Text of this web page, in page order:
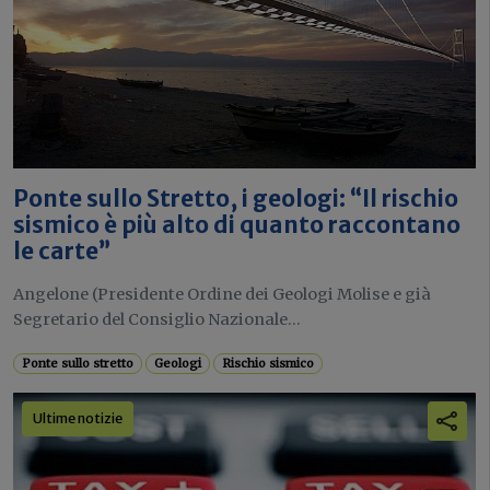
Ponte sullo Stretto, i geologi: “Il rischio
sismico è più alto di quanto raccontano
le carte”
Angelone (Presidente Ordine dei Geologi Molise e già
Segretario del Consiglio Nazionale...
Ponte sullo stretto Geologi Rischio sismico
Ultime notizie